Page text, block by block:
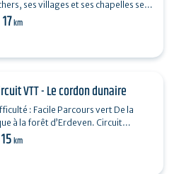
ses villages et ses chapelles se
de chemins et de routes de…
17km
VTT - Le cordon dunaire
: Facile Parcours vert De la
à la forêt d’Erdeven. Circuit
partie sableuse. Circuit
15km